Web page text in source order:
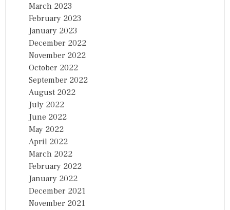
March 2023
February 2023
January 2023
December 2022
November 2022
October 2022
September 2022
August 2022
July 2022
June 2022
May 2022
April 2022
March 2022
February 2022
January 2022
December 2021
November 2021